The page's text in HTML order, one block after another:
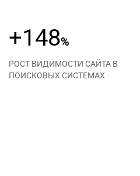
+148%
РОСТ ВИДИМОСТИ САЙТА В
ПОИСКОВЫХ СИСТЕМАХ